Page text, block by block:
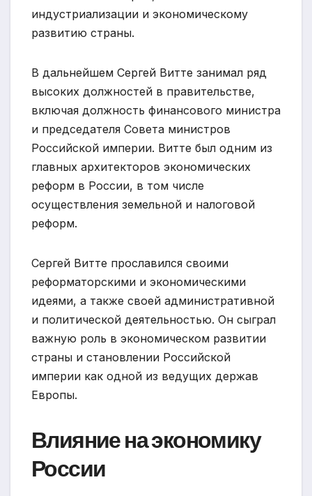
индустриализации и экономическому
развитию страны.
В дальнейшем Сергей Витте занимал ряд
высоких должностей в правительстве,
включая должность финансового министра
и председателя Совета министров
Российской империи. Витте был одним из
главных архитекторов экономических
реформ в России, в том числе
осуществления земельной и налоговой
реформ.
Сергей Витте прославился своими
реформаторскими и экономическими
идеями, а также своей административной
и политической деятельностью. Он сыграл
важную роль в экономическом развитии
страны и становлении Российской
империи как одной из ведущих держав
Европы.
Влияние на экономику
России